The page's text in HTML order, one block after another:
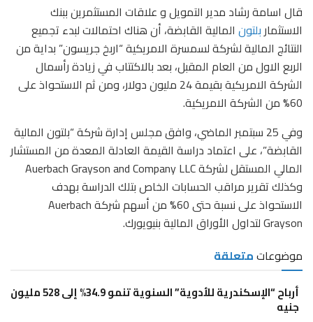
قال اسامة رشاد مدير التمويل و علاقات المستثمرين ببنك
الاستثمار بلتون المالية القابضة، أن هناك احتمالات لبدء تجميع
النتائج المالية لشركة لسمسرة الامريكية “اربخ جريسون” بداية من
الربع الاول من العام المقبل، بعد بالاكتتاب في زيادة رأسمال
الشركة الامريكية بقيمة 24 مليون دولار، ومن ثم الاستحواذ على
60% من الشركة الامريكية.
وفي 25 سبتمبر الماضي، وافق مجلس إدارة شركة “بلتون المالية
القابضة”، على اعتماد دراسة القيمة العادلة المعدة من المستشار
المالي المستقل لشركة Auerbach Grayson and Company LLC
وكذلك تقرير مراقب الحسابات الخاص بتلك الدراسة بهدف
الاستحواذ على نسبة حتى 60% من أسهم شركة Auerbach
Grayson لتداول الأوراق المالية بنيويورك.
موضوعاتمتعلقة
أرباح “الإسكندرية للأدوية” السنوية تنمو 34.9% إلى 528 مليون
جنيه